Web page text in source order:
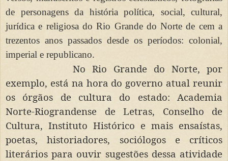
de personagens da história política, social, cultural,
jurídica e religiosa do Rio Grande do Norte de cem a
trezentos anos passados desde os períodos: colonial,
imperial e republicano.
No Rio Grande do Norte, por
exemplo, está na hora do governo atual reunir
os órgãos de cultura do estado: Academia
Norte-Riograndense de Letras, Conselho de
Cultura, Instituto Histórico e mais ensaístas,
poetas, historiadores, sociólogos e críticos
literários para ouvir sugestões dessa atividade